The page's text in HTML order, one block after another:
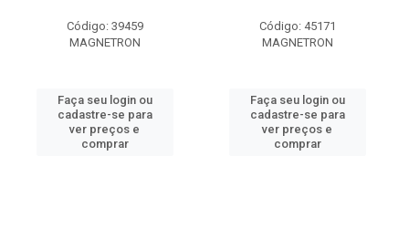
Código: 39459
MAGNETRON
Faça seu login ou
cadastre-se para
ver preços e
comprar
Código: 45171
MAGNETRON
Faça seu login ou
cadastre-se para
ver preços e
comprar